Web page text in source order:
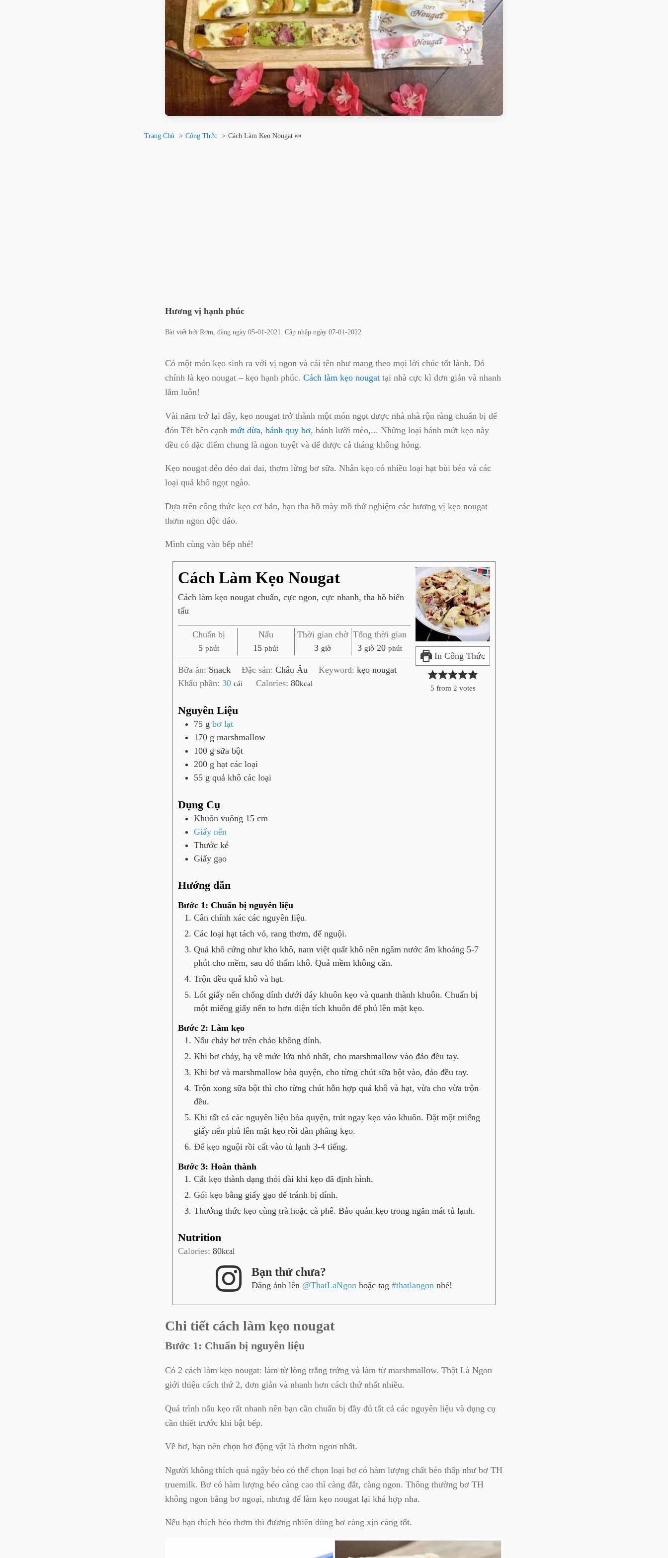
Trang Chủ Công Thức Cách Làm Kẹo Nougat 🍬
Hương vị hạnh phúc
Bài viết bởi Rơm , đăng ngày 05-01-2021 . Cập nhập ngày 07-01-2022
Có một món kẹo sinh ra với vị ngon và cái tên như mang theo mọi lời chúc tốt lành. Đó
chính là kẹo nougat – kẹo hạnh phúc. Cách làm kẹo nougat tại nhà cực kì đơn giản và nhanh
lắm luôn!
Vài năm trở lại đây, kẹo nougat trở thành một món ngọt được nhà nhà rộn ràng chuẩn bị để
đón Tết bên cạnh mứt dừa, bánh quy bơ, bánh lưỡi mèo,... Những loại bánh mứt kẹo này
đều có đặc điểm chung là ngon tuyệt và để được cả tháng không hỏng.
Kẹo nougat dẻo dẻo dai dai, thơm lừng bơ sữa. Nhân kẹo có nhiều loại hạt bùi béo và các
loại quả khô ngọt ngào.
Dựa trên công thức kẹo cơ bản, bạn tha hồ mày mồ thử nghiệm các hương vị kẹo nougat
thơm ngon độc đáo.
Mình cùng vào bếp nhé!
In Công Thức
5 from 2 votes
Cách Làm Kẹo Nougat
Cách làm kẹo nougat chuẩn, cực ngon, cực nhanh, tha hồ biến
tấu
Chuẩn bị
5p
h
ú
t
phút
Nấu
15p
h
ú
t
phút
Thời gian chờ
3g
i
ờ
giờ
Tổng thời gian
3g
i
ờ
giờ 20p
h
ú
phút
Bữa ăn: Snack Đặc sản:Châu Âu Keyword:kẹo nougat
Khẩu phần: 30 cái Calories:80kcal
Nguyên Liệu
75 g bơ lạt
170 g marshmallow
100 g sữa bột
200 g hạt các loại
55 g quả khô các loại
Dụng Cụ
Khuôn vuông 15 cm
Giấy nến
Thước kẻ
Giấy gạo
Hướng dẫn
Bước 1: Chuẩn bị nguyên liệu
Cân chính xác các nguyên liệu.
Các loại hạt tách vỏ, rang thơm, để nguội.
Quả khô cứng như kho khô, nam việt quất khô nên ngâm nước ấm khoảng 5-7
phút cho mềm, sau đó thấm khô. Quả mềm không cần.
Trộn đều quả khô và hạt.
Lót giấy nến chống dính dưới đáy khuôn kẹo và quanh thành khuôn. Chuẩn bị
một miếng giấy nến to hơn diện tích khuôn để phủ lên mặt kẹo.
Bước 2: Làm kẹo
Nấu chảy bơ trên chảo không dính.
Khi bơ chảy, hạ về mức lửa nhỏ nhất, cho marshmallow vào đảo đều tay.
Khi bơ và marshmallow hòa quyện, cho từng chút sữa bột vào, đảo đều tay.
Trộn xong sữa bột thì cho từng chút hỗn hợp quả khô và hạt, vừa cho vừa trộn
đều.
Khi tất cả các nguyên liệu hòa quyện, trút ngay kẹo vào khuôn. Đặt một miếng
giấy nến phủ lên mặt kẹo rồi dàn phẳng kẹo.
Để kẹo nguội rồi cất vào tủ lạnh 3-4 tiếng.
Bước 3: Hoàn thành
Cắt kẹo thành dạng thỏi dài khi kẹo đã định hình.
Gói kẹo bằng giấy gạo để tránh bị dính.
Thưởng thức kẹo cùng trà hoặc cà phê. Bảo quản kẹo trong ngăn mát tủ lạnh.
Nutrition
Calories: 80kcal
Bạn thử chưa?
Đăng ảnh lên @ThatLaNgon hoặc tag#thatlangon nhé!
Chi tiết cách làm kẹo nougat
Bước 1: Chuẩn bị nguyên liệu
Có 2 cách làm kẹo nougat: làm từ lòng trắng trứng và làm từ marshmallow. Thật Là Ngon
giới thiệu cách thứ 2, đơn giản và nhanh hơn cách thứ nhất nhiều.
Quá trình nấu kẹo rất nhanh nên bạn cần chuẩn bị đầy đủ tất cả các nguyên liệu và dụng cụ
cần thiết trước khi bật bếp.
Về bơ, bạn nên chọn bơ động vật là thơm ngon nhất.
Người không thích quá ngậy béo có thể chọn loại bơ có hàm lượng chất béo thấp như bơ TH
truemilk. Bơ có hàm lượng béo càng cao thì càng đắt, càng ngon. Thông thường bơ TH
không ngon bằng bơ ngoại, nhưng để làm kẹo nougat lại khá hợp nha.
Nếu bạn thích béo thơm thì đương nhiên dùng bơ càng xịn càng tốt.